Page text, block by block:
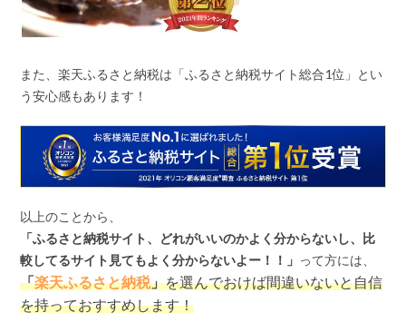
また、楽天ふるさと納税は「ふるさと納税サイト総合1位」とい
う安心感もあります！
以上のことから、
「ふるさと納税サイト、どれがいいのかよく分からないし、比
較してるサイト見てもよく分からないよー！！」 って方には、
「楽天ふるさと納税」を選んでおけば間違いないと自信
を持っておすすめします！